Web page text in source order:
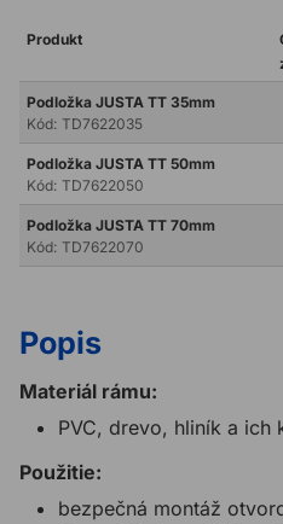
Produkt
Podložka JUSTA TT 35mm
Kód: TD7622035
Podložka JUSTA TT 50mm
Kód: TD7622050
Podložka JUSTA TT 70mm
Kód: TD7622070
Popis
Materiál rámu:
PVC, drevo, hliník a ich
Použitie:
bezpečná montáž